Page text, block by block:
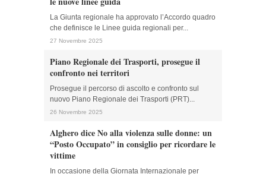
La Giunta regionale ha approvato l’Accordo quadro
che definisce le Linee guida regionali per...
27 Novembre 2025
Piano Regionale dei Trasporti, prosegue il
confronto nei territori
Prosegue il percorso di ascolto e confronto sul
nuovo Piano Regionale dei Trasporti (PRT)...
26 Novembre 2025
Alghero dice No alla violenza sulle donne: un
“Posto Occupato” in consiglio per ricordare le
vittime
In occasione della Giornata Internazionale per